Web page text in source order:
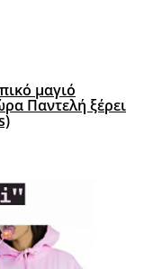
μαγιό
Παντελή ξέρει